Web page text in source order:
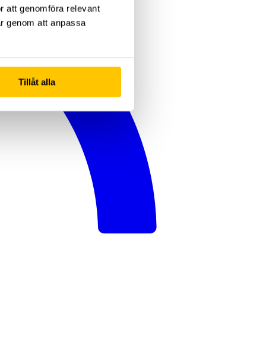
att genomföra relevant
genom att anpassa
Tillåt alla